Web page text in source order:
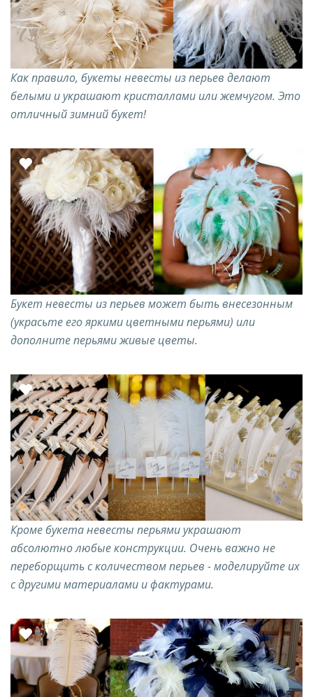
Как правило, букеты невесты из перьев делают
белыми и украшают кристаллами или жемчугом. Это
отличный зимний букет!
Букет невесты из перьев может быть внесезонным
(украсьте его яркими цветными перьями) или
дополните перьями живые цветы.
Кроме букета невесты перьями украшают
абсолютно любые конструкции. Очень важно не
переборщить с количеством перьев - моделируйте их
с другими материалами и фактурами.